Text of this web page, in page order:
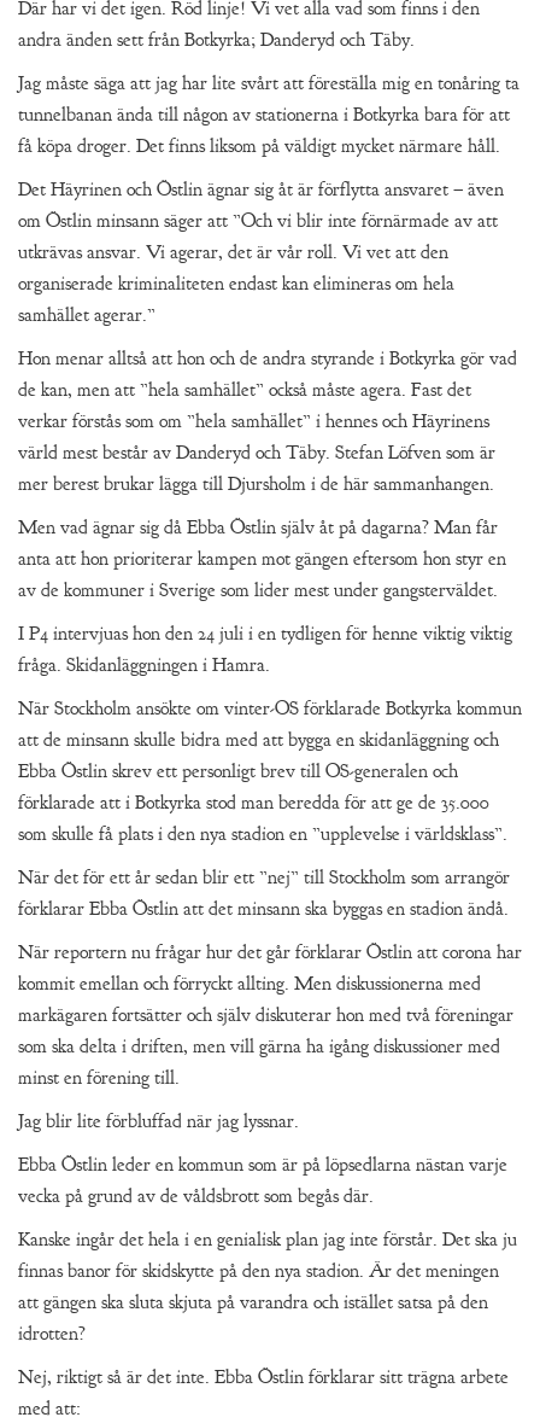
Där har vi det igen. Röd linje! Vi vet alla vad som finns i den
andra änden sett från Botkyrka; Danderyd och Täby.
Jag måste säga att jag har lite svårt att föreställa mig en tonåring ta
tunnelbanan ända till någon av stationerna i Botkyrka bara för att
få köpa droger. Det finns liksom på väldigt mycket närmare håll.
Det Häyrinen och Östlin ägnar sig åt är förflytta ansvaret – även
om Östlin minsann säger att ”Och vi blir inte förnärmade av att
utkrävas ansvar. Vi agerar, det är vår roll. Vi vet att den
organiserade kriminaliteten endast kan elimineras om hela
samhället agerar.”
Hon menar alltså att hon och de andra styrande i Botkyrka gör vad
de kan, men att ”hela samhället” också måste agera. Fast det
verkar förstås som om ”hela samhället” i hennes och Häyrinens
värld mest består av Danderyd och Täby. Stefan Löfven som är
mer berest brukar lägga till Djursholm i de här sammanhangen.
Men vad ägnar sig då Ebba Östlin själv åt på dagarna? Man får
anta att hon prioriterar kampen mot gängen eftersom hon styr en
av de kommuner i Sverige som lider mest under gangsterväldet.
I P4 intervjuas hon den 24 juli i en tydligen för henne viktig viktig
fråga. Skidanläggningen i Hamra.
När Stockholm ansökte om vinter-OS förklarade Botkyrka kommun
att de minsann skulle bidra med att bygga en skidanläggning och
Ebba Östlin skrev ett personligt brev till OS-generalen och
förklarade att i Botkyrka stod man beredda för att ge de 35.000
som skulle få plats i den nya stadion en ”upplevelse i världsklass”.
När det för ett år sedan blir ett ”nej” till Stockholm som arrangör
förklarar Ebba Östlin att det minsann ska byggas en stadion ändå.
När reportern nu frågar hur det går förklarar Östlin att corona har
kommit emellan och förryckt allting. Men diskussionerna med
markägaren fortsätter och själv diskuterar hon med två föreningar
som ska delta i driften, men vill gärna ha igång diskussioner med
minst en förening till.
Jag blir lite förbluffad när jag lyssnar.
Ebba Östlin leder en kommun som är på löpsedlarna nästan varje
vecka på grund av de våldsbrott som begås där.
Kanske ingår det hela i en genialisk plan jag inte förstår. Det ska ju
finnas banor för skidskytte på den nya stadion. Är det meningen
att gängen ska sluta skjuta på varandra och istället satsa på den
idrotten?
Nej, riktigt så är det inte. Ebba Östlin förklarar sitt trägna arbete
med att: